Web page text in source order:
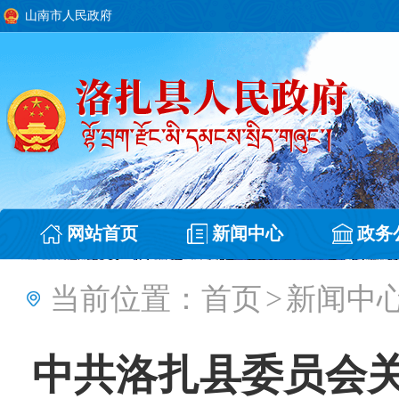
山南市人民政府
网站首页 新闻中心 政务
当前位置： 首页>新闻中
中共洛扎县委员会